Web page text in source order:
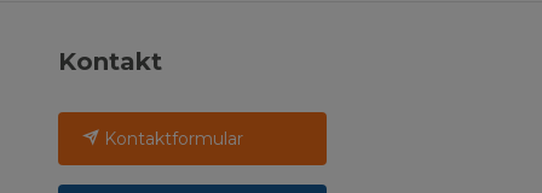
Kontakt
Kontaktformular